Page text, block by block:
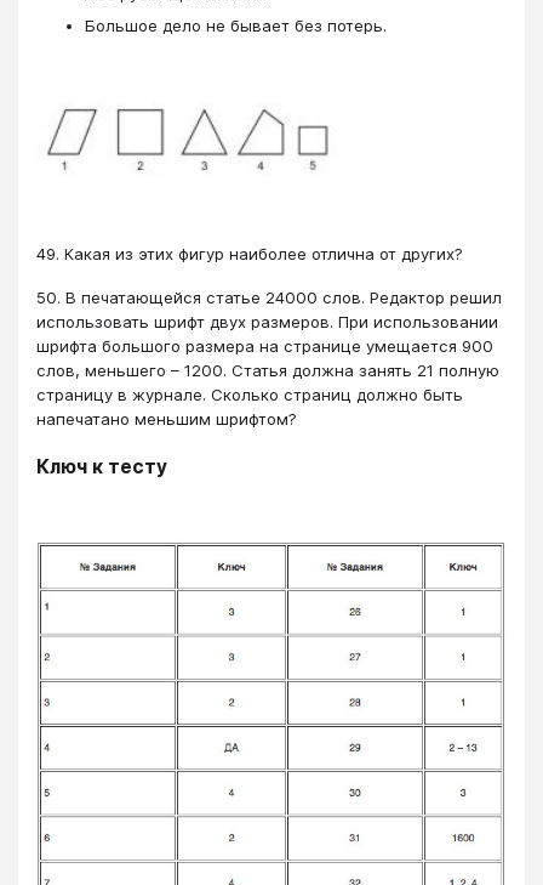
Большое дело не бывает без потерь.
49. Какая из этих фигур наиболее отлична от других?
50. В печатающейся статье 24000 слов. Редактор решил
использовать шрифт двух размеров. При использовании
шрифта большого размера на странице умещается 900
слов, меньшего – 1200. Статья должна занять 21 полную
страницу в журнале. Сколько страниц должно быть
напечатано меньшим шрифтом?
Ключ к тесту